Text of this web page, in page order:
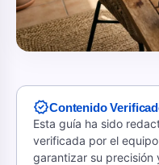
verifiedContenido
Esta guía ha sido
verificada por el
garantizar su precisión